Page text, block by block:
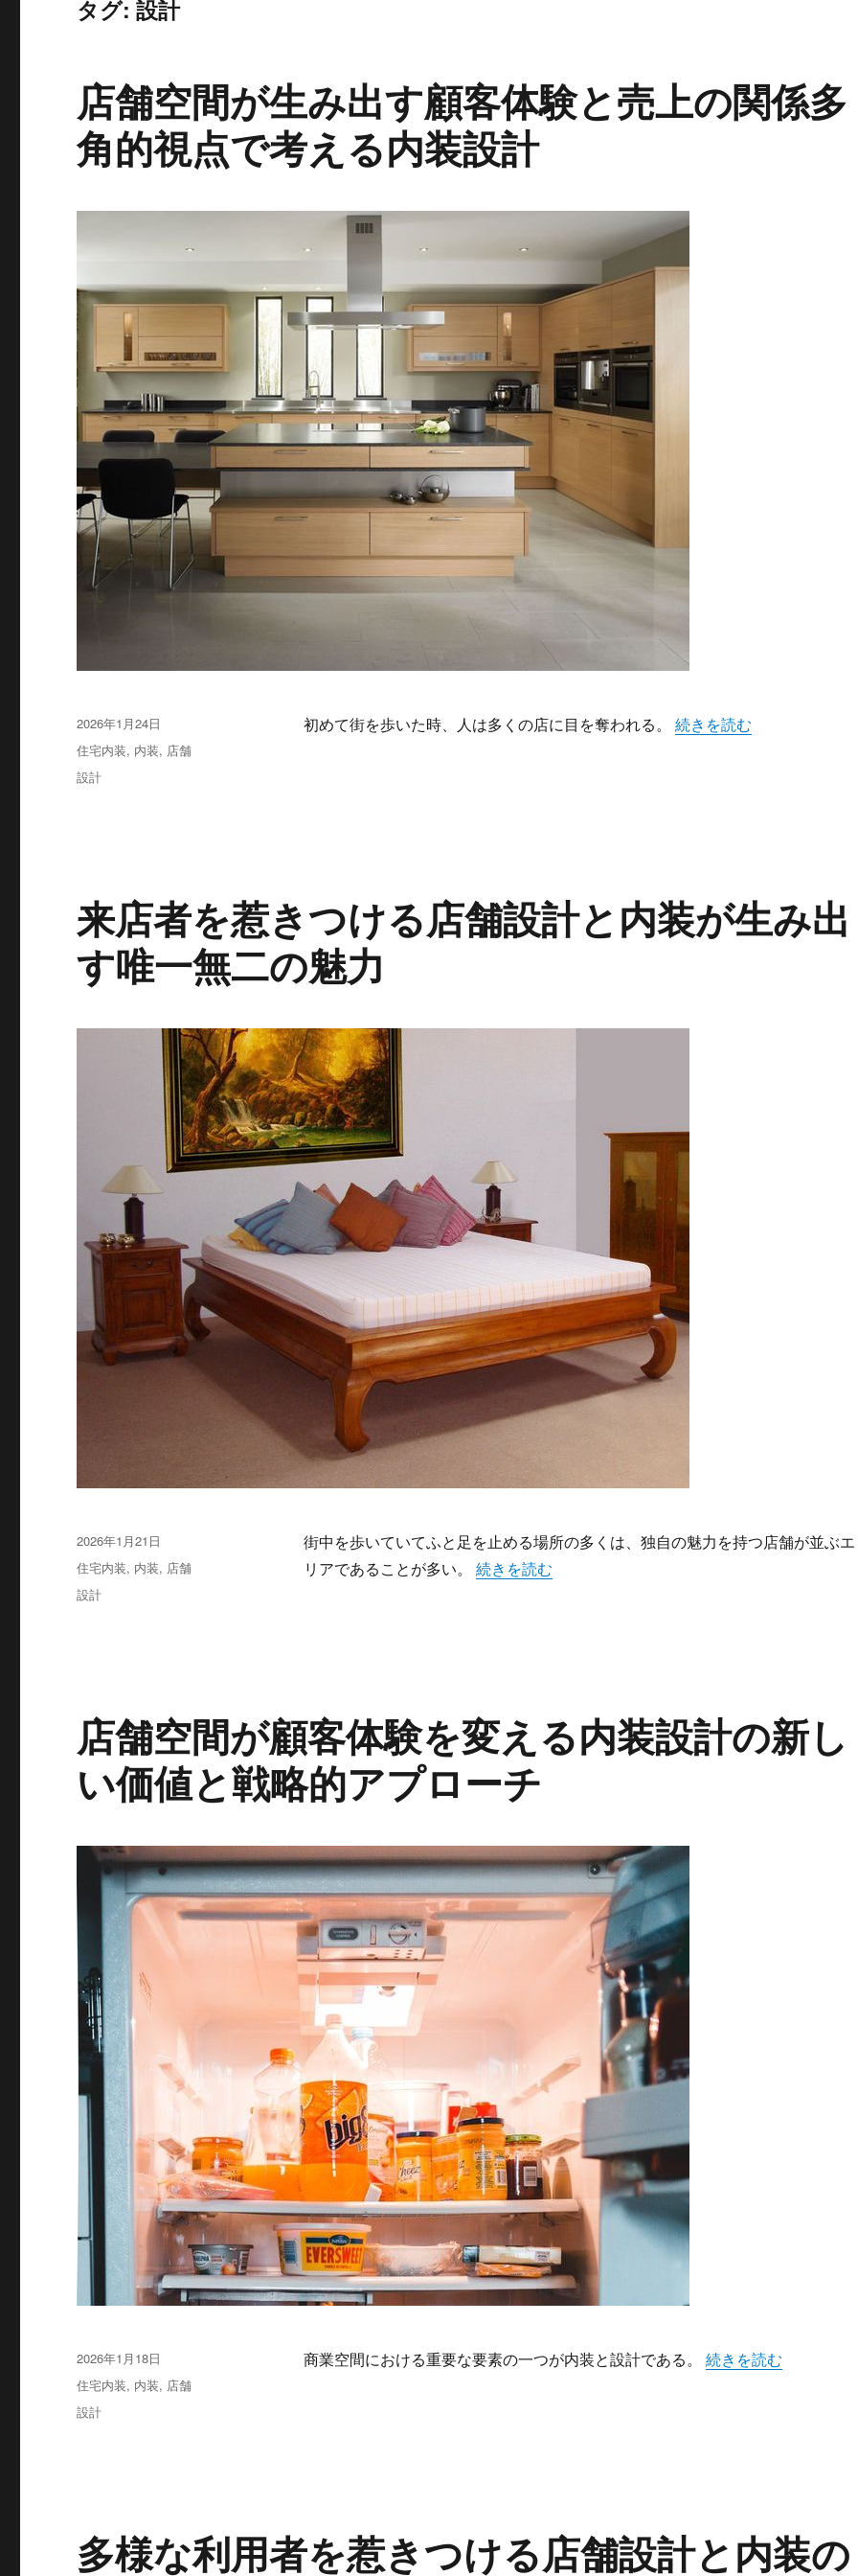
タグ:設計
店舗空間が生み出す顧客体験と売上の関係多
角的視点で考える内装設計
初めて街を歩いた時、人は多くの店に目を奪われる。 “店舗空間が生み出す顧客
続きを読む
投
稿
日:
2026年1月24日
カ
テ
ゴ
住宅内装, 内装, 店舗
タ
設計
来店者を惹きつける店舗設計と内装が生み出
す唯一無二の魅力
街中を歩いていてふと足を止める場所の多くは、独自の魅力を持つ店舗が並ぶエ
リアであることが多い。 “来店者を惹きつける店舗設計と内装が生み出す唯一無
続きを読む
投
稿
日:
2026年1月21日
カ
テ
ゴ
住宅内装, 内装, 店舗
タ
設計
店舗空間が顧客体験を変える内装設計の新し
い価値と戦略的アプローチ
商業空間における重要な要素の一つが内装と設計である。 “店舗空間が顧客体験
続きを読む
投
稿
日:
2026年1月18日
カ
テ
ゴ
住宅内装, 内装, 店舗
タ
設計
多様な利用者を惹きつける店舗設計と内装の